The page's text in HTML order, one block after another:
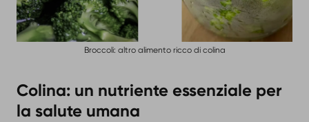
Broccoli: altro alimento ricco di colina
Colina: un nutriente essenziale per
la salute umana